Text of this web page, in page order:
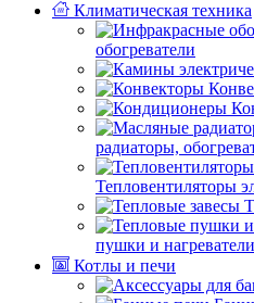
Климатическая техника
обогреватели
радиаторы,
Тепловентиляторы
пушки и нагреватели
Котлы и печи